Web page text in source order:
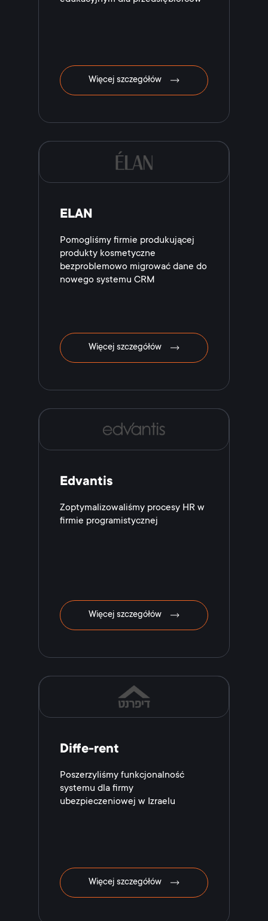
Więcej szczegółów
ELAN
Pomogliśmy firmie produkującej
produkty kosmetyczne
bezproblemowo migrować dane do
nowego systemu CRM
Więcej szczegółów
Edvantis
Zoptymalizowaliśmy procesy HR w
firmie programistycznej
Więcej szczegółów
Diffe-rent
Poszerzyliśmy funkcjonalność
systemu dla firmy
ubezpieczeniowej w Izraelu
Więcej szczegółów